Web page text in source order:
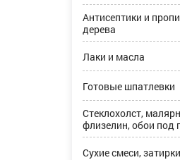
Антисептики и
дерева
Лаки и масла
Готовые шпатлевки
Стеклохолст,
флизелин, обои под
Сухие смеси, затирки